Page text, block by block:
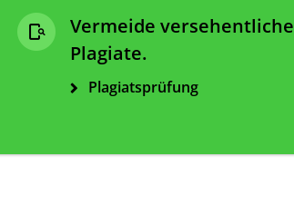
Vermeide versehentliche
Plagiate.
Plagiatsprüfung